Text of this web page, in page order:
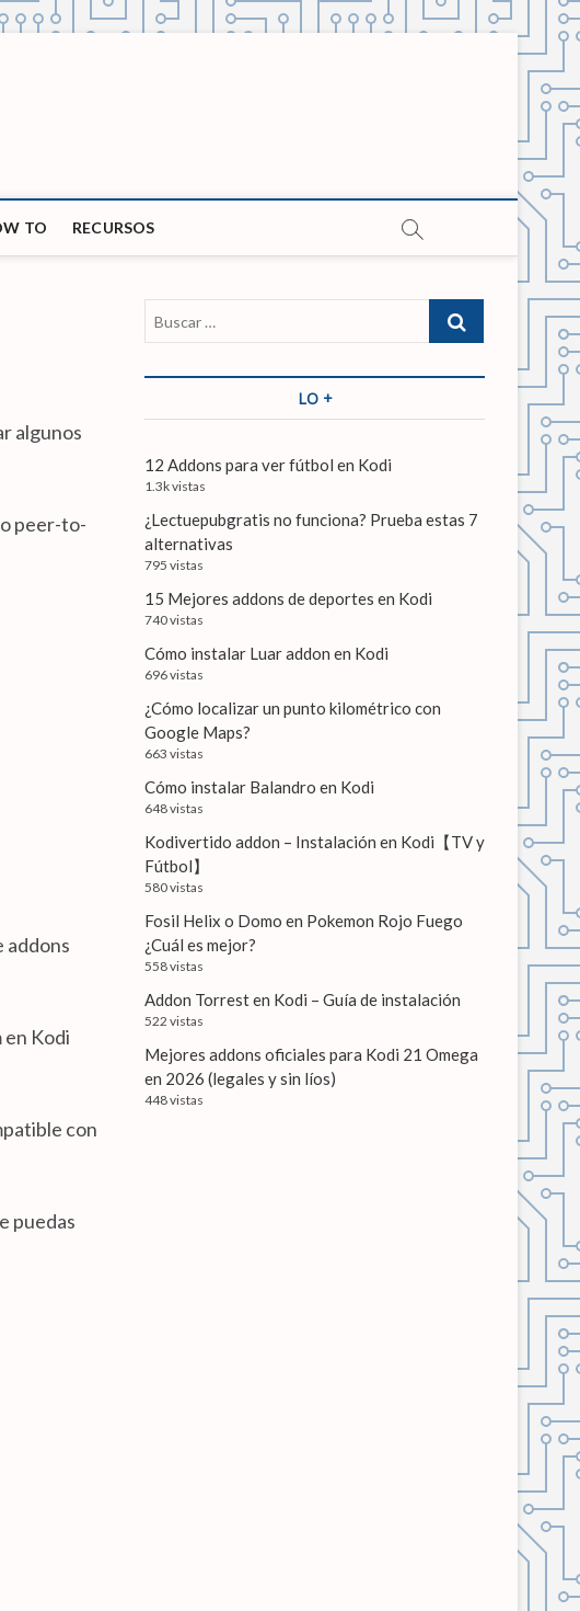
TO RECURSOS
algunos
peer-to-
addons
Kodi
con
puedas
c
LO +
12 Addons para ver fútbol en Kodi
1.3k vistas
¿Lectuepubgratis no funciona? Prueba estas 7
alternativas
795 vistas
15 Mejores addons de deportes en Kodi
740 vistas
Cómo instalar Luar addon en Kodi
696 vistas
¿Cómo localizar un punto kilométrico con
Google Maps?
663 vistas
Cómo instalar Balandro en Kodi
648 vistas
Kodivertido addon – Instalación en Kodi【TV y
Fútbol】
580 vistas
Fosil Helix o Domo en Pokemon Rojo Fuego
¿Cuál es mejor?
558 vistas
Addon Torrest en Kodi – Guía de instalación
522 vistas
Mejores addons oficiales para Kodi 21 Omega
en 2026 (legales y sin líos)
448 vistas